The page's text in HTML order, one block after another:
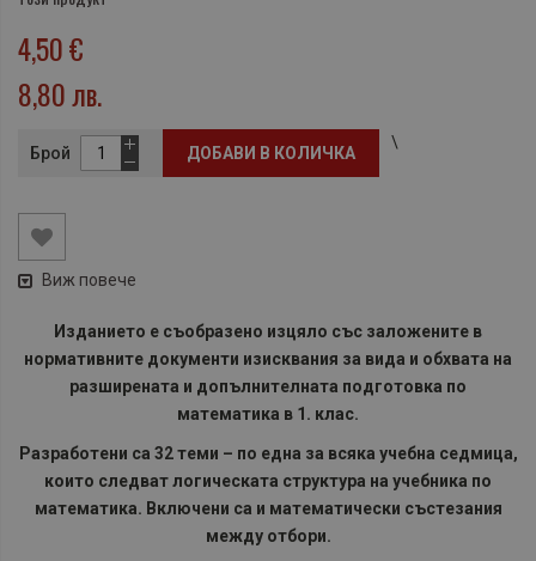
4,50 €
8,80 лв.
Брой ДОБАВИ В КОЛИЧКА
\
Виж повече
Изданието е съобразено изцяло със заложените в
нормативните документи изисквания за вида и обхвата на
разширената и допълнителната подготовка по
математика в 1. клас.
Разработени са 32 теми – по една за всяка учебна седмица,
които следват логическата структура на учебника по
математика. Включени са и математически състезания
между отбори.